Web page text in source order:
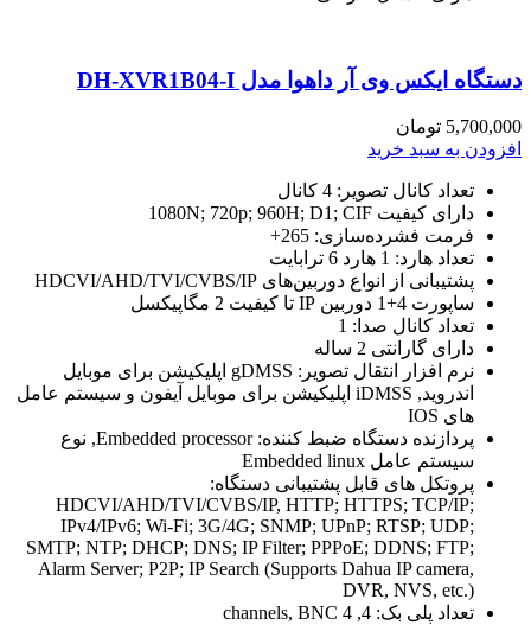
دستگاه ایکس وی آر داهوا مدل DH-XVR1B04-I
5,700,000 تومان
افزودن به سبد خرید
تعداد کانال تصویر: 4 کانال
دارای کیفیت 1080N; 720p; 960H; D1; CIF
فرمت فشرده‌سازی: 265+
تعداد هارد: 1 هارد 6 ترابایت
پشتیبانی از انواع دوربین‌های HDCVI/AHD/TVI/CVBS/IP
ساپورت 4+1 دوربین IP تا کیفیت 2 مگاپیکسل
تعداد کانال صدا: 1
دارای گارانتی 2 ساله
نرم افزار انتقال تصویر:
gDMSS اپلیکیشن برای موبایل
اندروید, iDMSS اپلیکیشن برای موبایل آیفون و سیستم عامل
های IOS
پردازنده دستگاه ضبط کننده: Embedded processor, نوع
سیستم عامل Embedded linux
پروتکل های قابل پشتیبانی دستگاه:
HDCVI/AHD/TVI/CVBS/IP, HTTP; HTTPS; TCP/IP;
IPv4/IPv6; Wi-Fi; 3G/4G; SNMP; UPnP; RTSP; UDP;
SMTP; NTP; DHCP; DNS; IP Filter; PPPoE; DDNS; FTP;
Alarm Server; P2P; IP Search (Supports Dahua IP camera,
DVR, NVS, etc.)
تعداد پلی بک: 4, 4 channels, BNC